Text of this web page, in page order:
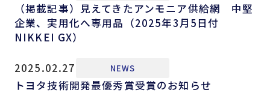
（掲載記事）見えてきたアンモニア供給網 中堅
企業、実用化へ専用品（2025年3月5日付
NIKKEI GX）
2025.02.27 NEWS
トヨタ技術開発最優秀賞受賞のお知らせ